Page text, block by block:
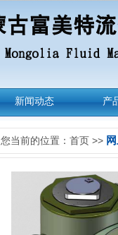
新闻动态 产
您当前的位置：首页 >>